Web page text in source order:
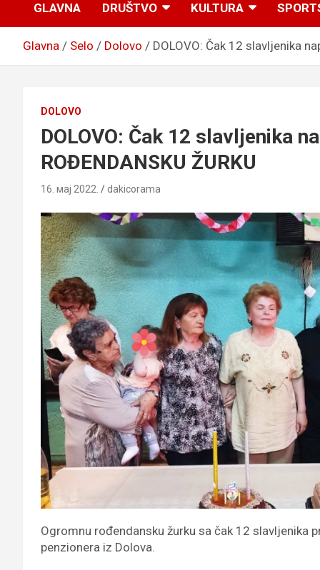
GLAVNA DRUŠTVO KULTURA
Glavna Selo Dolovo DOLOVO: Čak 12 slavljenika
DOLOVO
DOLOVO: Čak 12 slavljenika
ROĐENDANSKU ŽURKU
16. мај 2022. dakicorama
Ogromnu rođendansku žurku sa čak 12 slavljenika
penzionera iz Dolova.